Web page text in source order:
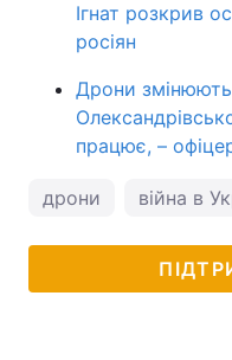
Ігнат розкрив
росіян
Дрони
працює, –
дрони війна в